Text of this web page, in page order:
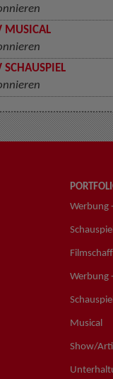
MUSICAL
SCHAUSPIEL
Werbung
Werbung
Musical
Show/